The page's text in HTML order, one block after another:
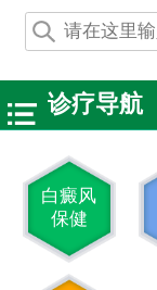
诊疗导航
白癜风
保健